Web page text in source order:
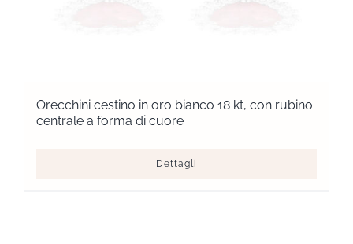
Orecchini cestino in oro bianco 18 kt, con rubino
centrale a forma di cuore
Dettagli